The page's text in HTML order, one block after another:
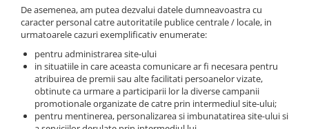
De asemenea, am putea dezvalui datele dumneavoastra cu
caracter personal catre autoritatile publice centrale / locale, in
urmatoarele cazuri exemplificativ enumerate:
pentru administrarea site-ului
in situatiile in care aceasta comunicare ar fi necesara pentru
atribuirea de premii sau alte facilitati persoanelor vizate,
obtinute ca urmare a participarii lor la diverse campanii
promotionale organizate de catre prin intermediul site-ului;
pentru mentinerea, personalizarea si imbunatatirea site-ului si